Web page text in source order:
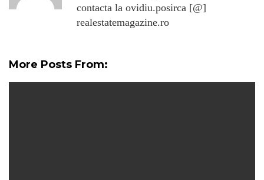
contacta la ovidiu.posirca [@]
realestatemagazine.ro
More Posts From: